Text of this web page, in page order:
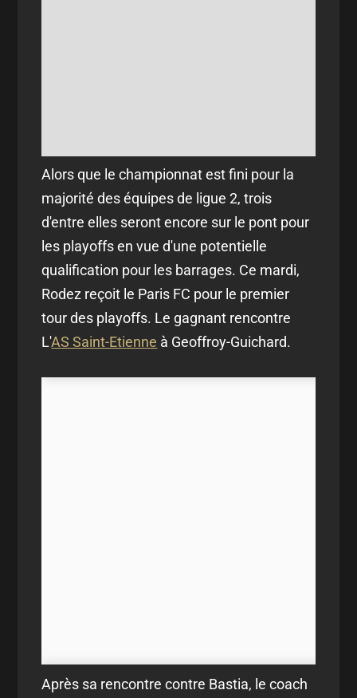
Alors que le championnat est fini pour la
majorité des équipes de ligue 2, trois
d'entre elles seront encore sur le pont pour
les playoffs en vue d'une potentielle
qualification pour les barrages. Ce mardi,
Rodez reçoit le Paris FC pour le premier
tour des playoffs. Le gagnant rencontre
L'AS Saint-Etienne à Geoffroy-Guichard.
Après sa rencontre contre Bastia, le coach